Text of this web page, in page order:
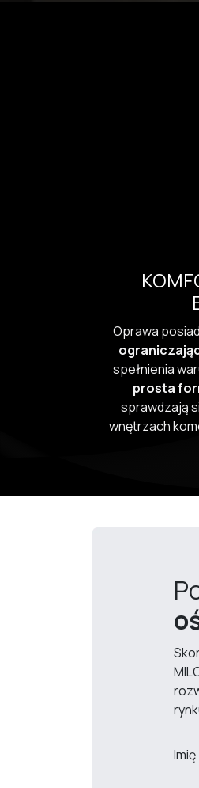
Oprawa
spełnienia
prosta
sprawdzają
wnętrzach
Imię